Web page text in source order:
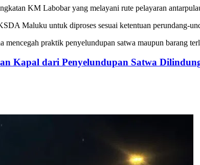
KM Labobar yang melayani rute pelayaran
Maluku untuk diproses sesuai ketentuan perundang-
mencegah praktik penyelundupan satwa maupun barang
Kapal dari Penyelundupan Satwa